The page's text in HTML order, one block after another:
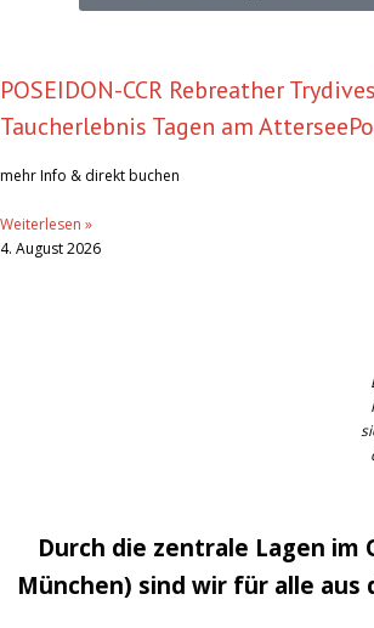
POSEIDON-CCR Rebreather
Taucherlebnis Tagen am
mehr Info & direkt buchen
Weiterlesen »
4. August 2026
Durch die zentrale Lagen im
München) sind wir für alle aus